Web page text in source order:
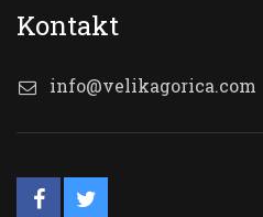
Kontakt
info@velikagorica.com